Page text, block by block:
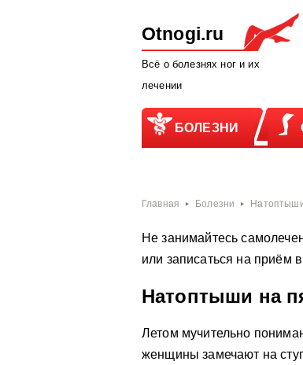
Otnogi.ru
Всё о болезнях ног и их
лечении
БОЛЕЗНИ
Главная Болезни
Не занимайтесь
или записаться на приём
Натоптыши на
Летом мучительно
женщины замечают на